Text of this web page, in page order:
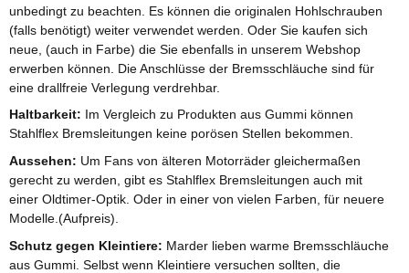
unbedingt zu beachten. Es können die originalen Hohlschrauben
(falls benötigt) weiter verwendet werden. Oder Sie kaufen sich
neue, (auch in Farbe) die Sie ebenfalls in unserem Webshop
erwerben können. Die Anschlüsse der Bremsschläuche sind für
eine drallfreie Verlegung verdrehbar.
Haltbarkeit: Im Vergleich zu Produkten aus Gummi können
Stahlflex Bremsleitungen keine porösen Stellen bekommen.
Aussehen: Um Fans von älteren Motorräder gleichermaßen
gerecht zu werden, gibt es Stahlflex Bremsleitungen auch mit
einer Oldtimer-Optik. Oder in einer von vielen Farben, für neuere
Modelle.(Aufpreis).
Schutz gegen Kleintiere: Marder lieben warme Bremsschläuche
aus Gummi. Selbst wenn Kleintiere versuchen sollten, die